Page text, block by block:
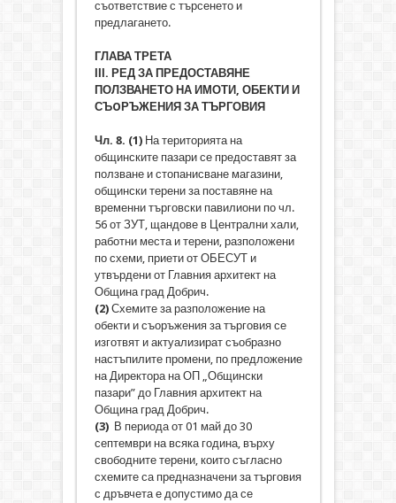
съответствие с търсенето и
предлагането.
ГЛАВА ТРЕТА
ІІІ. РЕД ЗА ПРЕДОСТАВЯНЕ
ПОЛЗВАНЕТО НА ИМОТИ, ОБЕКТИ И
СЪOРЪЖЕНИЯ ЗА ТЪРГОВИЯ
Чл. 8. (1) На територията на
общинските пазари се предоставят за
ползване и стопанисване магазини,
общински терени за поставяне на
временни търговски павилиони по чл.
56 от ЗУТ, щандове в Централни хали,
работни места и терени, разположени
по схеми, приети от ОБЕСУТ и
утвърдени от Главния архитект на
Община град Добрич.
(2) Схемите за разположение на
обекти и съоръжения за търговия се
изготвят и актуализират съобразно
настъпилите промени, по предложение
на Директора на ОП „Общински
пазари” до Главния архитект на
Община град Добрич.
(3)В периода от 01 май до 30
септември на всяка година, върху
свободните терени, които съгласно
схемите са предназначени за търговия
с дръвчета е допустимо да се